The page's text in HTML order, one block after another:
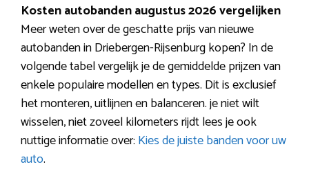
Kosten autobanden augustus 2026 vergelijken
Meer weten over de geschatte prijs van nieuwe
autobanden in Driebergen-Rijsenburg kopen? In de
volgende tabel vergelijk je de gemiddelde prijzen van
enkele populaire modellen en types. Dit is exclusief
het monteren, uitlijnen en balanceren. je niet wilt
wisselen, niet zoveel kilometers rijdt lees je ook
nuttige informatie over: Kies de juiste banden voor uw
auto.